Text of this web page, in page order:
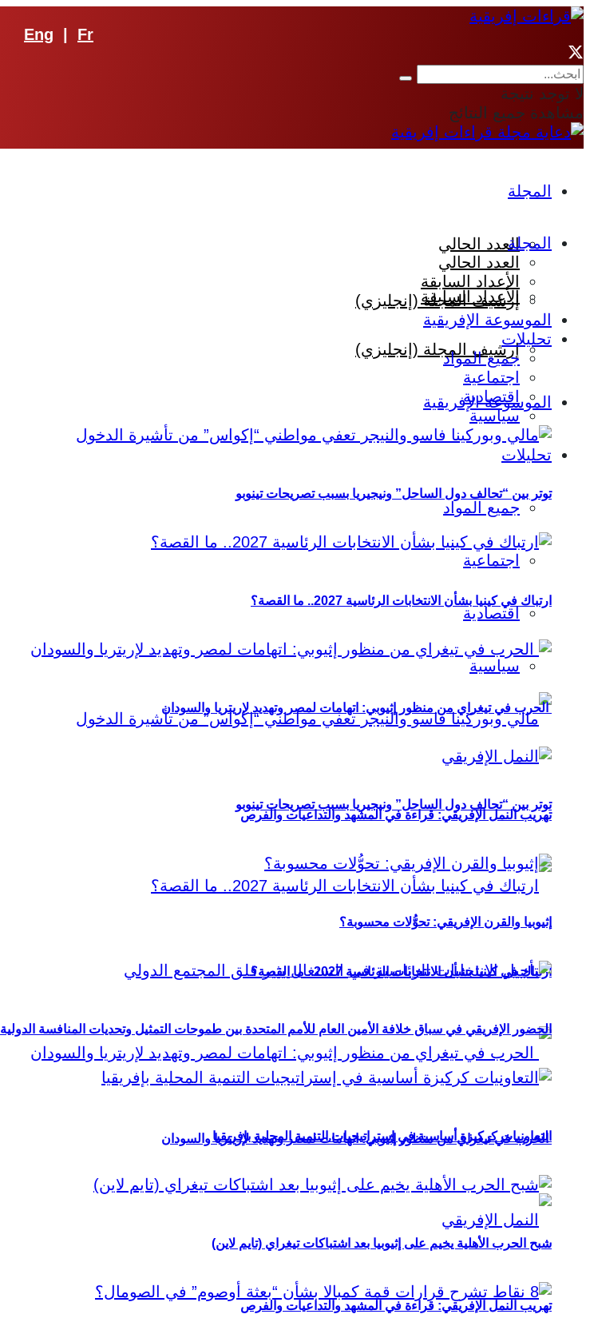
Eng Fr
لا توجد نتيجة
مشاهدة جميع النتائج
المجلة
العدد الحالي
الأعداد السابقة
إرشيف المجلة (إنجليزي)
الموسوعة الإفريقية
تحليلات
جميع المواد
اجتماعية
اقتصادية
سياسية
توتر بين “تحالف دول الساحل” ونيجيريا بسبب تصريحات تينوبو
ارتباك في كينيا بشأن الانتخابات الرئاسية 2027.. ما القصة؟
الحرب في تيغراي من منظور إثيوبي: اتهامات لمصر وتهديد لإريتريا والسودان
تهريب النمل الإفريقي: قراءة في المشهد والتداعيات والفرص
المجلة
العدد الحالي
الأعداد السابقة
إرشيف المجلة (إنجليزي)
الموسوعة الإفريقية
تحليلات
جميع المواد
اجتماعية
اقتصادية
سياسية
توتر بين “تحالف دول الساحل” ونيجيريا بسبب تصريحات تينوبو
ارتباك في كينيا بشأن الانتخابات الرئاسية 2027.. ما القصة؟
الحرب في تيغراي من منظور إثيوبي: اتهامات لمصر وتهديد لإريتريا والسودان
تهريب النمل الإفريقي: قراءة في المشهد والتداعيات والفرص
إثيوبيا والقرن الإفريقي: تحوُّلات محسوبة؟
الحضور الإفريقي في سباق خلافة الأمين العام للأمم المتحدة بين طموحات التمثيل وتحديات المنافسة الدولية
التعاونيات كركيزة أساسية في إستراتيجيات التنمية المحلية بإفريقيا
شبح الحرب الأهلية يخيم على إثيوبيا بعد اشتباكات تيغراي (تايم لاين)